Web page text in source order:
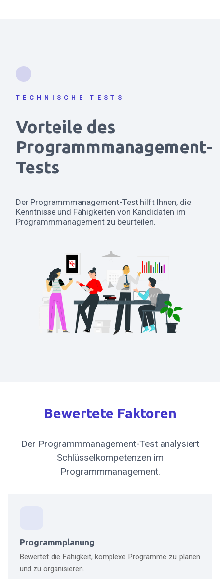
TECHNISCHE TESTS
Vorteile des
Programmmanagement-
Tests
Der Programmmanagement-Test hilft Ihnen, die
Kenntnisse und Fähigkeiten von Kandidaten im
Programmmanagement zu beurteilen.
Bewertete Faktoren
Der Programmmanagement-Test analysiert
Schlüsselkompetenzen im
Programmmanagement.
Programmplanung
Bewertet die Fähigkeit, komplexe Programme zu planen
und zu organisieren.